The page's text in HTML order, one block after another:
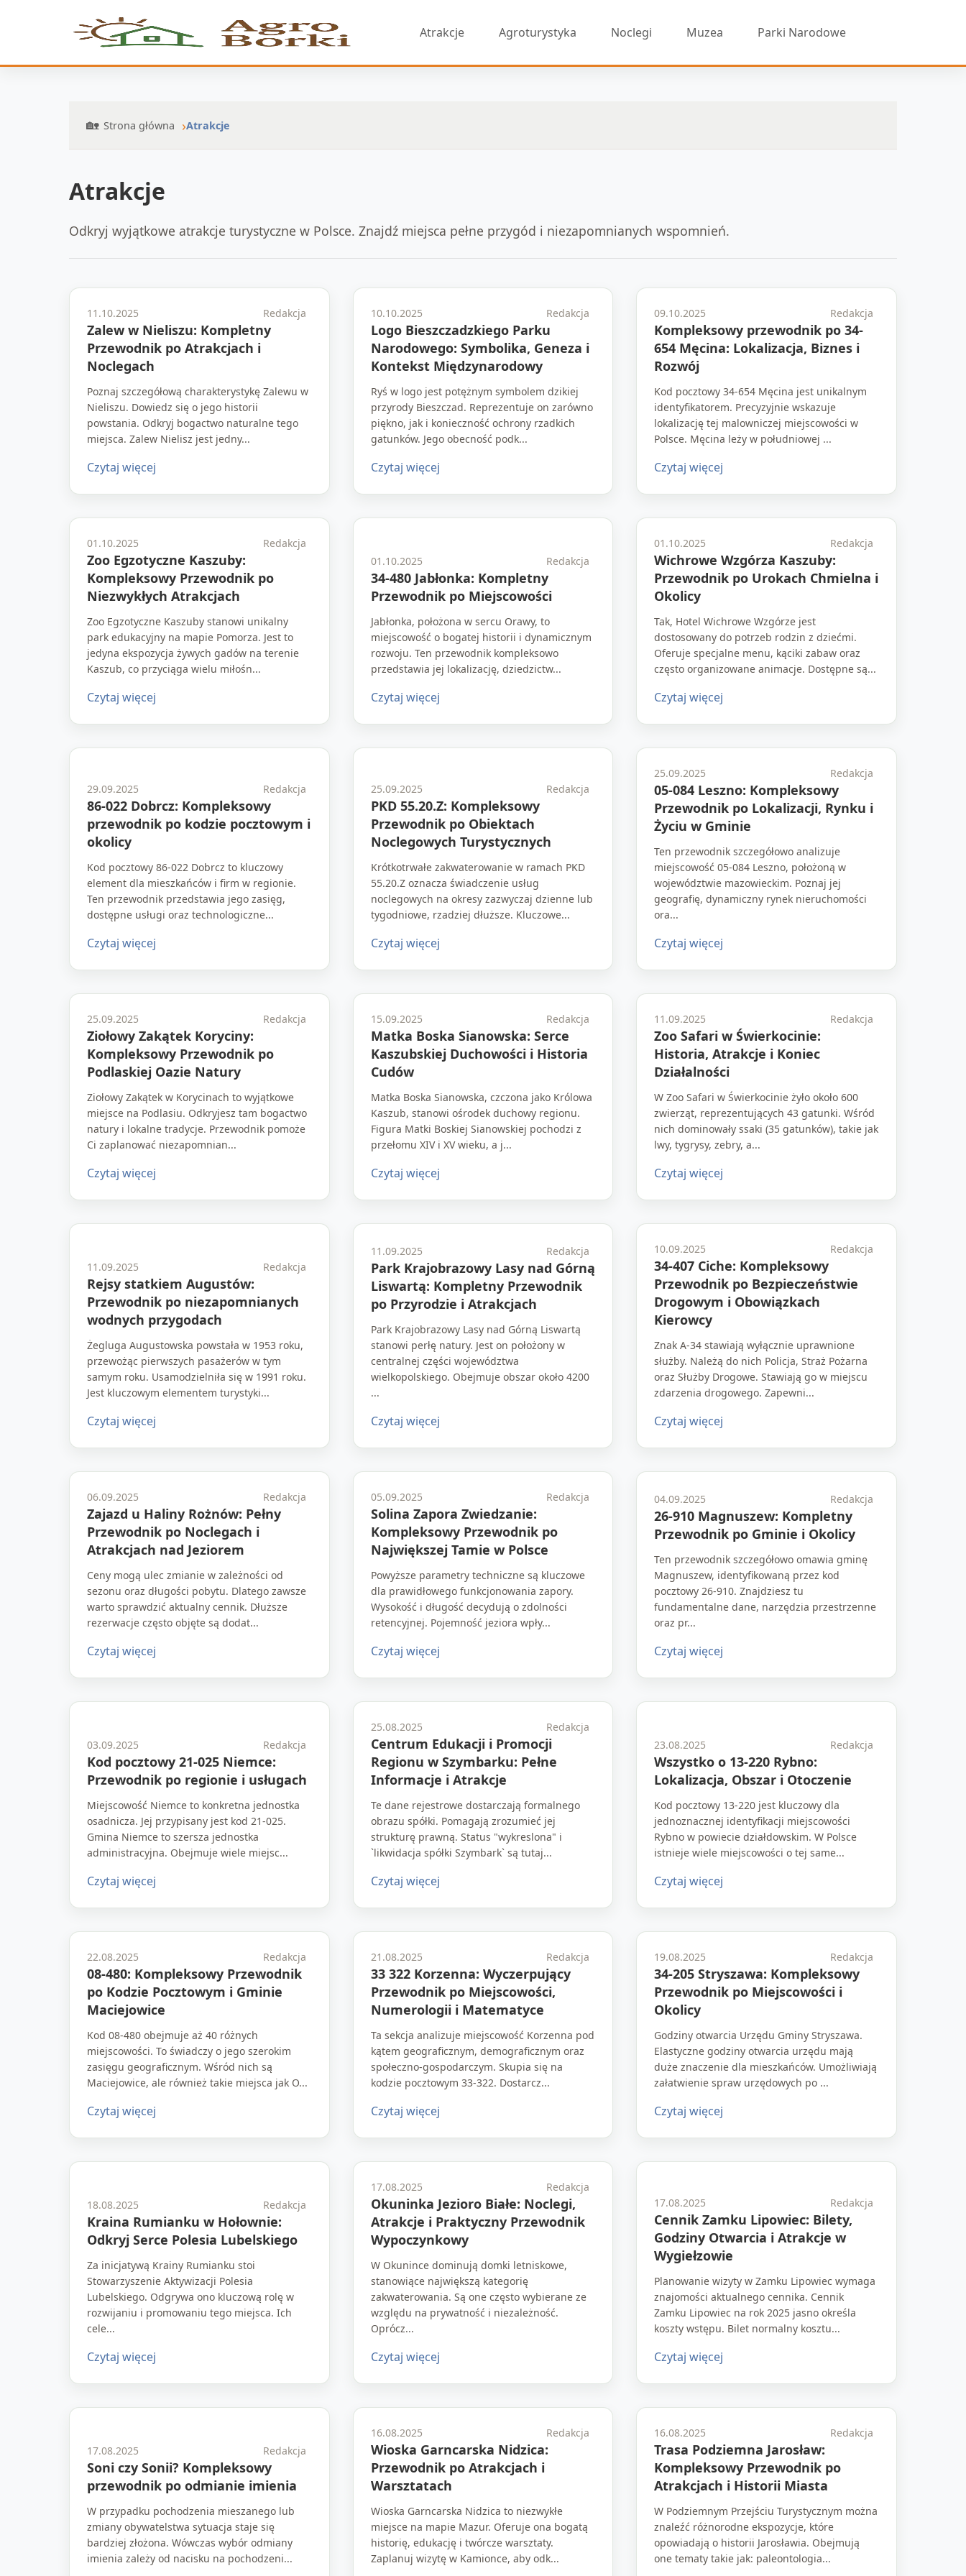
Atrakcje Agroturystyka Noclegi Muzea Parki Narodowe
Strona główna Atrakcje
Atrakcje
Odkryj wyjątkowe atrakcje turystyczne w Polsce. Znajdź miejsca pełne przygód i niezapomnianych wspomnień.
11.10.2025 Redakcja
Zalew w Nieliszu: Kompletny
Przewodnik po Atrakcjach i
Noclegach
Poznaj szczegółową charakterystykę Zalewu w
Nieliszu. Dowiedz się o jego historii
powstania. Odkryj bogactwo naturalne tego
miejsca. Zalew Nielisz jest jedny...
Czytaj więcej
10.10.2025 Redakcja
Logo Bieszczadzkiego Parku
Narodowego: Symbolika, Geneza i
Kontekst Międzynarodowy
Ryś w logo jest potężnym symbolem dzikiej
przyrody Bieszczad. Reprezentuje on zarówno
piękno, jak i konieczność ochrony rzadkich
gatunków. Jego obecność podk...
Czytaj więcej
09.10.2025 Redakcja
Kompleksowy przewodnik po 34-
654 Męcina: Lokalizacja, Biznes i
Rozwój
Kod pocztowy 34-654 Męcina jest unikalnym
identyfikatorem. Precyzyjnie wskazuje
lokalizację tej malowniczej miejscowości w
Polsce. Męcina leży w południowej ...
Czytaj więcej
01.10.2025 Redakcja
Zoo Egzotyczne Kaszuby:
Kompleksowy Przewodnik po
Niezwykłych Atrakcjach
Zoo Egzotyczne Kaszuby stanowi unikalny
park edukacyjny na mapie Pomorza. Jest to
jedyna ekspozycja żywych gadów na terenie
Kaszub, co przyciąga wielu miłośn...
Czytaj więcej
01.10.2025 Redakcja
34-480 Jabłonka: Kompletny
Przewodnik po Miejscowości
Jabłonka, położona w sercu Orawy, to
miejscowość o bogatej historii i dynamicznym
rozwoju. Ten przewodnik kompleksowo
przedstawia jej lokalizację, dziedzictw...
Czytaj więcej
01.10.2025 Redakcja
Wichrowe Wzgórza Kaszuby:
Przewodnik po Urokach Chmielna i
Okolicy
Tak, Hotel Wichrowe Wzgórze jest
dostosowany do potrzeb rodzin z dziećmi.
Oferuje specjalne menu, kąciki zabaw oraz
często organizowane animacje. Dostępne są...
Czytaj więcej
29.09.2025 Redakcja
86-022 Dobrcz: Kompleksowy
przewodnik po kodzie pocztowym i
okolicy
Kod pocztowy 86-022 Dobrcz to kluczowy
element dla mieszkańców i firm w regionie.
Ten przewodnik przedstawia jego zasięg,
dostępne usługi oraz technologiczne...
Czytaj więcej
25.09.2025 Redakcja
PKD 55.20.Z: Kompleksowy
Przewodnik po Obiektach
Noclegowych Turystycznych
Krótkotrwałe zakwaterowanie w ramach PKD
55.20.Z oznacza świadczenie usług
noclegowych na okresy zazwyczaj dzienne lub
tygodniowe, rzadziej dłuższe. Kluczowe...
Czytaj więcej
25.09.2025 Redakcja
05-084 Leszno: Kompleksowy
Przewodnik po Lokalizacji, Rynku i
Życiu w Gminie
Ten przewodnik szczegółowo analizuje
miejscowość 05-084 Leszno, położoną w
województwie mazowieckim. Poznaj jej
geografię, dynamiczny rynek nieruchomości
ora...
Czytaj więcej
25.09.2025 Redakcja
Ziołowy Zakątek Koryciny:
Kompleksowy Przewodnik po
Podlaskiej Oazie Natury
Ziołowy Zakątek w Korycinach to wyjątkowe
miejsce na Podlasiu. Odkryjesz tam bogactwo
natury i lokalne tradycje. Przewodnik pomoże
Ci zaplanować niezapomnian...
Czytaj więcej
15.09.2025 Redakcja
Matka Boska Sianowska: Serce
Kaszubskiej Duchowości i Historia
Cudów
Matka Boska Sianowska, czczona jako Królowa
Kaszub, stanowi ośrodek duchowy regionu.
Figura Matki Boskiej Sianowskiej pochodzi z
przełomu XIV i XV wieku, a j...
Czytaj więcej
11.09.2025 Redakcja
Zoo Safari w Świerkocinie:
Historia, Atrakcje i Koniec
Działalności
W Zoo Safari w Świerkocinie żyło około 600
zwierząt, reprezentujących 43 gatunki. Wśród
nich dominowały ssaki (35 gatunków), takie jak
lwy, tygrysy, zebry, a...
Czytaj więcej
11.09.2025 Redakcja
Rejsy statkiem Augustów:
Przewodnik po niezapomnianych
wodnych przygodach
Żegluga Augustowska powstała w 1953 roku,
przewożąc pierwszych pasażerów w tym
samym roku. Usamodzielniła się w 1991 roku.
Jest kluczowym elementem turystyki...
Czytaj więcej
11.09.2025 Redakcja
Park Krajobrazowy Lasy nad Górną
Liswartą: Kompletny Przewodnik
po Przyrodzie i Atrakcjach
Park Krajobrazowy Lasy nad Górną Liswartą
stanowi perłę natury. Jest on położony w
centralnej części województwa
wielkopolskiego. Obejmuje obszar około 4200
...
Czytaj więcej
10.09.2025 Redakcja
34-407 Ciche: Kompleksowy
Przewodnik po Bezpieczeństwie
Drogowym i Obowiązkach
Kierowcy
Znak A-34 stawiają wyłącznie uprawnione
służby. Należą do nich Policja, Straż Pożarna
oraz Służby Drogowe. Stawiają go w miejscu
zdarzenia drogowego. Zapewni...
Czytaj więcej
06.09.2025 Redakcja
Zajazd u Haliny Rożnów: Pełny
Przewodnik po Noclegach i
Atrakcjach nad Jeziorem
Ceny mogą ulec zmianie w zależności od
sezonu oraz długości pobytu. Dlatego zawsze
warto sprawdzić aktualny cennik. Dłuższe
rezerwacje często objęte są dodat...
Czytaj więcej
05.09.2025 Redakcja
Solina Zapora Zwiedzanie:
Kompleksowy Przewodnik po
Największej Tamie w Polsce
Powyższe parametry techniczne są kluczowe
dla prawidłowego funkcjonowania zapory.
Wysokość i długość decydują o zdolności
retencyjnej. Pojemność jeziora wpły...
Czytaj więcej
04.09.2025 Redakcja
26-910 Magnuszew: Kompletny
Przewodnik po Gminie i Okolicy
Ten przewodnik szczegółowo omawia gminę
Magnuszew, identyfikowaną przez kod
pocztowy 26-910. Znajdziesz tu
fundamentalne dane, narzędzia przestrzenne
oraz pr...
Czytaj więcej
03.09.2025 Redakcja
Kod pocztowy 21-025 Niemce:
Przewodnik po regionie i usługach
Miejscowość Niemce to konkretna jednostka
osadnicza. Jej przypisany jest kod 21-025.
Gmina Niemce to szersza jednostka
administracyjna. Obejmuje wiele miejsc...
Czytaj więcej
25.08.2025 Redakcja
Centrum Edukacji i Promocji
Regionu w Szymbarku: Pełne
Informacje i Atrakcje
Te dane rejestrowe dostarczają formalnego
obrazu spółki. Pomagają zrozumieć jej
strukturę prawną. Status "wykreslona" i
`likwidacja spółki Szymbark` są tutaj...
Czytaj więcej
23.08.2025 Redakcja
Wszystko o 13-220 Rybno:
Lokalizacja, Obszar i Otoczenie
Kod pocztowy 13-220 jest kluczowy dla
jednoznacznej identyfikacji miejscowości
Rybno w powiecie działdowskim. W Polsce
istnieje wiele miejscowości o tej same...
Czytaj więcej
22.08.2025 Redakcja
08-480: Kompleksowy Przewodnik
po Kodzie Pocztowym i Gminie
Maciejowice
Kod 08-480 obejmuje aż 40 różnych
miejscowości. To świadczy o jego szerokim
zasięgu geograficznym. Wśród nich są
Maciejowice, ale również takie miejsca jak O...
Czytaj więcej
21.08.2025 Redakcja
33 322 Korzenna: Wyczerpujący
Przewodnik po Miejscowości,
Numerologii i Matematyce
Ta sekcja analizuje miejscowość Korzenna pod
kątem geograficznym, demograficznym oraz
społeczno-gospodarczym. Skupia się na
kodzie pocztowym 33-322. Dostarcz...
Czytaj więcej
19.08.2025 Redakcja
34-205 Stryszawa: Kompleksowy
Przewodnik po Miejscowości i
Okolicy
Godziny otwarcia Urzędu Gminy Stryszawa.
Elastyczne godziny otwarcia urzędu mają
duże znaczenie dla mieszkańców. Umożliwiają
załatwienie spraw urzędowych po ...
Czytaj więcej
18.08.2025 Redakcja
Kraina Rumianku w Hołownie:
Odkryj Serce Polesia Lubelskiego
Za inicjatywą Krainy Rumianku stoi
Stowarzyszenie Aktywizacji Polesia
Lubelskiego. Odgrywa ono kluczową rolę w
rozwijaniu i promowaniu tego miejsca. Ich
cele...
Czytaj więcej
17.08.2025 Redakcja
Okuninka Jezioro Białe: Noclegi,
Atrakcje i Praktyczny Przewodnik
Wypoczynkowy
W Okunince dominują domki letniskowe,
stanowiące największą kategorię
zakwaterowania. Są one często wybierane ze
względu na prywatność i niezależność.
Oprócz...
Czytaj więcej
17.08.2025 Redakcja
Cennik Zamku Lipowiec: Bilety,
Godziny Otwarcia i Atrakcje w
Wygiełzowie
Planowanie wizyty w Zamku Lipowiec wymaga
znajomości aktualnego cennika. Cennik
Zamku Lipowiec na rok 2025 jasno określa
koszty wstępu. Bilet normalny kosztu...
Czytaj więcej
17.08.2025 Redakcja
Soni czy Sonii? Kompleksowy
przewodnik po odmianie imienia
W przypadku pochodzenia mieszanego lub
zmiany obywatelstwa sytuacja staje się
bardziej złożona. Wówczas wybór odmiany
imienia zależy od nacisku na pochodzeni...
16.08.2025 Redakcja
Wioska Garncarska Nidzica:
Przewodnik po Atrakcjach i
Warsztatach
Wioska Garncarska Nidzica to niezwykłe
miejsce na mapie Mazur. Oferuje ona bogatą
historię, edukację i twórcze warsztaty.
Zaplanuj wizytę w Kamionce, aby odk...
16.08.2025 Redakcja
Trasa Podziemna Jarosław:
Kompleksowy Przewodnik po
Atrakcjach i Historii Miasta
W Podziemnym Przejściu Turystycznym można
znaleźć różnorodne ekspozycje, które
opowiadają o historii Jarosławia. Obejmują
one tematy takie jak: paleontologia...